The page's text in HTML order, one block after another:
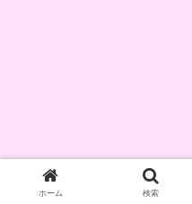
ホーム 検索